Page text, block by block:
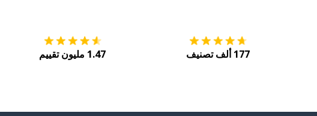
177 ألف تصنيف 1.47 مليون تقييم